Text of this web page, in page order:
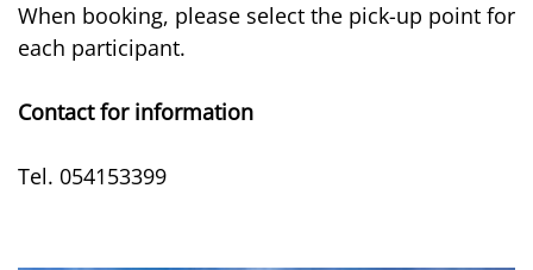
When booking, please select the pick-up point for
each participant.
Contact for information
Tel. 054153399